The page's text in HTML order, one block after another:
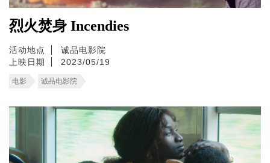
烈火焚身 Incendies
活动地点
诚品电影院
上映日期
2023/05/19
电影 诚品电影院